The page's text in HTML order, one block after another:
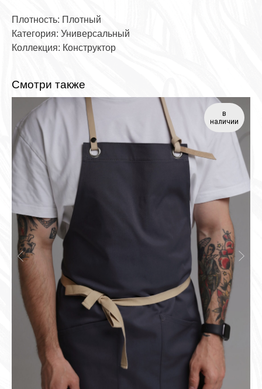
Плотность: Плотный
Категория: Универсальный
Коллекция: Конструктор
Смотри также
в
наличии